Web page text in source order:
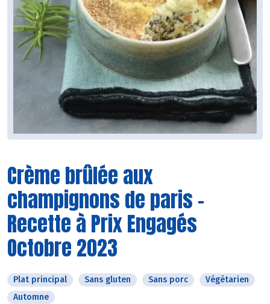
Crème brûlée aux
champignons de paris -
Recette à Prix Engagés
Octobre 2023
Plat principal Sans gluten Sans porc
Végétarien
Automne